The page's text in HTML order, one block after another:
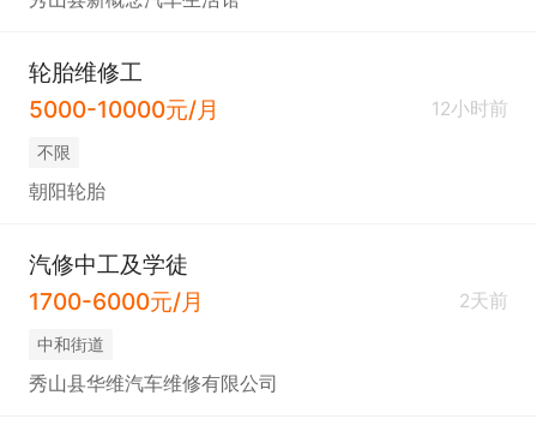
轮胎维修工
5000-10000元/月
12小时前
不限
朝阳轮胎
汽修中工及学徒
1700-6000元/月
2天前
中和街道
秀山县华维汽车维修有限公司